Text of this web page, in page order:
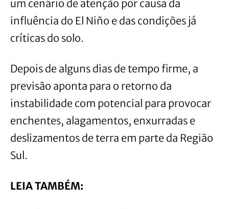
um cenário de atenção por causa da
influência do El Niño e das condições já
críticas do solo.
Depois de alguns dias de tempo firme, a
previsão aponta para o retorno da
instabilidade com potencial para provocar
enchentes, alagamentos, enxurradas e
deslizamentos de terra em parte da Região
Sul.
LEIA TAMBÉM: